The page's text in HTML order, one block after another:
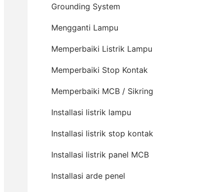
Grounding System
Mengganti Lampu
Memperbaiki Listrik Lampu
Memperbaiki Stop Kontak
Memperbaiki MCB / Sikring
Installasi listrik lampu
Installasi listrik stop kontak
Installasi listrik panel MCB
Installasi arde penel